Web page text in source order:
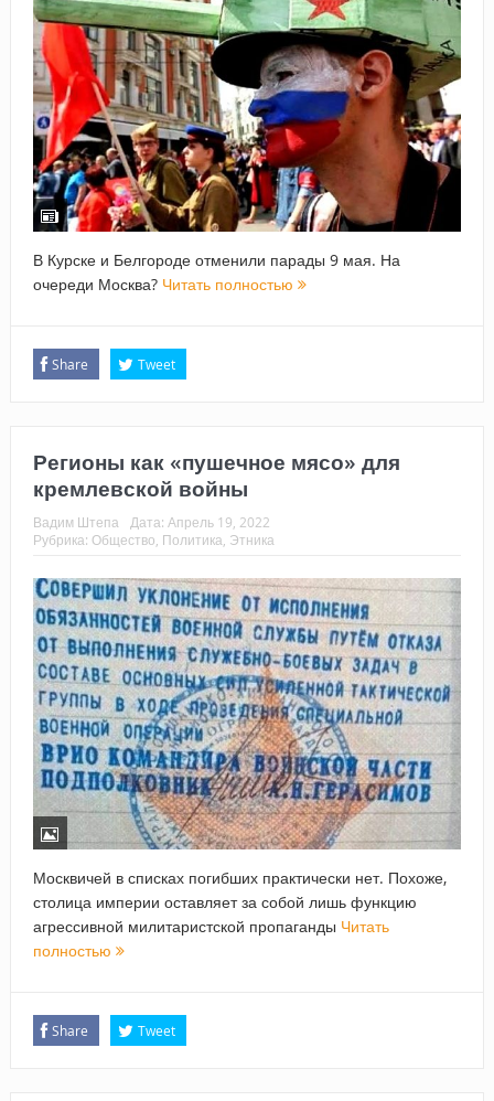
В Курске и Белгороде отменили парады 9 мая. На
очереди Москва? Читать полностью
Share Tweet
Регионы как «пушечное мясо» для
кремлевской войны
Вадим Штепа Дата: Апрель 19, 2022
Рубрика: Общество, Политика, Этника
Москвичей в списках погибших практически нет. Похоже,
столица империи оставляет за собой лишь функцию
агрессивной милитаристской пропаганды Читать
полностью
Share Tweet